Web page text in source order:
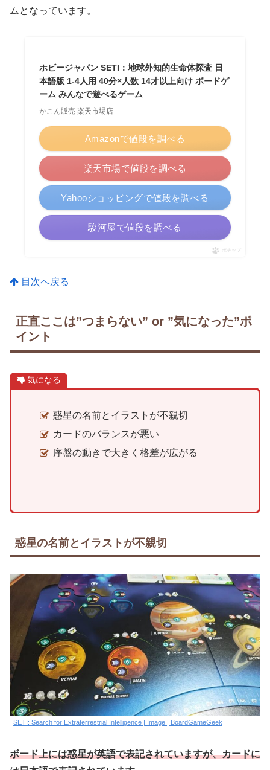
ムとなっています。
ホビージャパン SETI：地球外知的生命体探査 日
本語版 1-4人用 40分×人数 14才以上向け ボードゲ
ーム みんなで遊べるゲーム
かこん販売 楽天市場店
Amazonで値段を調べる
楽天市場で値段を調べる
Yahooショッピングで値段を調べる
駿河屋で値段を調べる
ポチップ
目次へ戻る
正直ここは”つまらない” or ”気になった”ポ
イント
気になる
惑星の名前とイラストが不親切
カードのバランスが悪い
序盤の動きで大きく格差が広がる
惑星の名前とイラストが不親切
SETI: Search for Extraterrestrial Intelligence | Image | BoardGameGeek
ボード上には惑星が英語で表記されていますが、カードに